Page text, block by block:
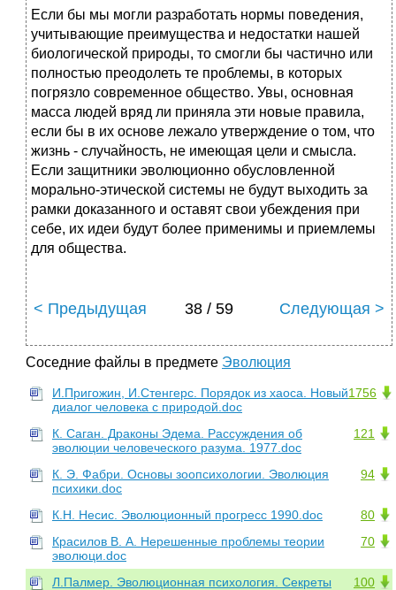
Если бы мы могли разработать нормы поведения,
учитывающие преимущества и недостатки нашей
биологической природы, то смогли бы частично или
полностью преодолеть те проблемы, в которых
погрязло современное общество. Увы, основная
масса людей вряд ли приняла эти новые правила,
если бы в их основе лежало утверждение о том, что
жизнь - случайность, не имеющая цели и смысла.
Если защитники эволюционно обусловленной
морально-этической системы не будут выходить за
рамки доказанного и оставят свои убеждения при
себе, их идеи будут более применимы и приемлемы
для общества.
< Предыдущая 38 / 59 Следующая >
Соседние файлы в предмете Эволюция
1756
И.Пригожин, И.Стенгерс. Порядок из хаоса. Новый
диалог человека с природой.doc
121
К. Саган. Драконы Эдема. Рассуждения об
эволюции человеческого разума. 1977.doc
94
К. Э. Фабри. Основы зоопсихологии. Эволюция
психики.doc
80
К.Н. Несис. Эволюционный прогресс 1990.doc
70
Красилов В. А. Нерешенные проблемы теории
эволюци.doc
100
Л.Палмер. Эволюционная психология. Секреты